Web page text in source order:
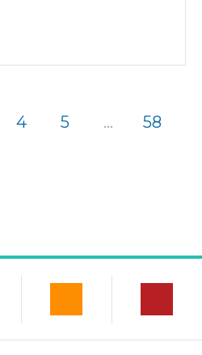
4 5 ... 58